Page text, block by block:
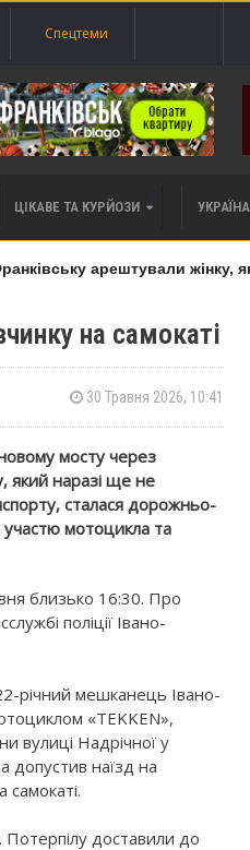
Спецтеми
ЦІКАВЕ ТА КУРЙОЗИ
арештували жінку,
на самокаті
30 Травня 2026, 10:41
мосту через
який наразі ще не
сталася дорожньо-
мотоцикла та
близько 16:30. Про
поліції Івано-
річний мешканець Івано-
«TEKKEN»,
вулиці Надрічної у
допустив наїзд на
самокаті.
доставили до